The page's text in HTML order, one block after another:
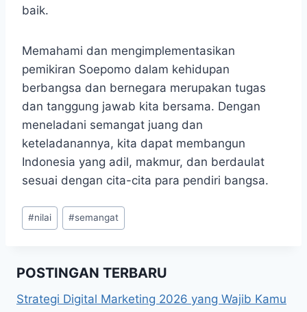
baik.
Memahami dan mengimplementasikan
pemikiran Soepomo dalam kehidupan
berbangsa dan bernegara merupakan tugas
dan tanggung jawab kita bersama. Dengan
meneladani semangat juang dan
keteladanannya, kita dapat membangun
Indonesia yang adil, makmur, dan berdaulat
sesuai dengan cita-cita para pendiri bangsa.
Post
Tags:
#nilai #semangat
POSTINGAN TERBARU
Strategi Digital Marketing 2026 yang Wajib Kamu